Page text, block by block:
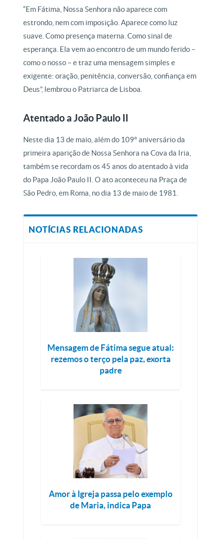
“Em Fátima, Nossa Senhora não aparece com
estrondo, nem com imposição. Aparece como luz
suave. Como presença materna. Como sinal de
esperança. Ela vem ao encontro de um mundo ferido –
como o nosso – e traz uma mensagem simples e
exigente: oração, penitência, conversão, confiança em
Deus”, lembrou o Patriarca de Lisboa.
Atentado a João Paulo II
Neste dia 13 de maio, além do 109º aniversário da
primeira aparição de Nossa Senhora na Cova da Iria,
também se recordam os 45 anos do atentado à vida
do Papa João Paulo II. O ato aconteceu na Praça de
São Pedro, em Roma, no dia 13 de maio de 1981.
NOTÍCIAS RELACIONADAS
Mensagem de Fátima segue atual:
rezemos o terço pela paz, exorta
padre
Amor à Igreja passa pelo exemplo
de Maria, indica Papa